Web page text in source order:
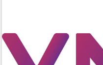
Đắk Lắk đẩy mạnh nuôi biển công
nghệ, hướng tới phát triển thủy sản
bền vững